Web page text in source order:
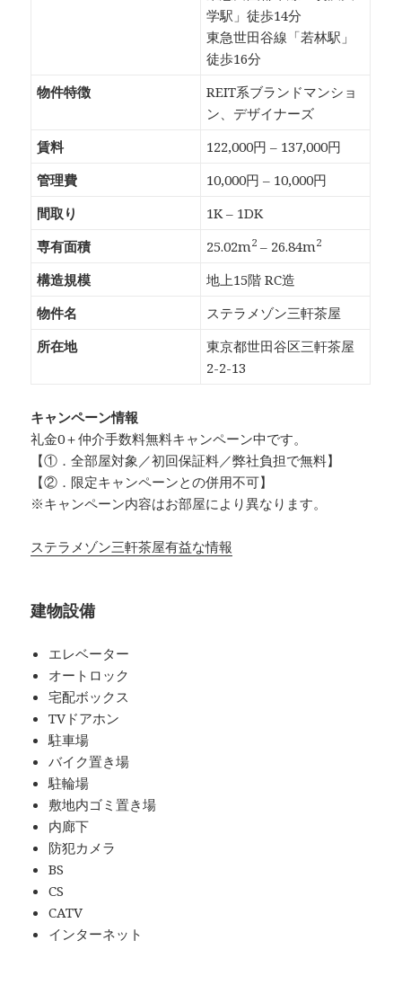
学駅」徒歩14分
東急世田谷線「若林駅」
徒歩16分
物件特徴
REIT系ブランドマンショ
ン、デザイナーズ
賃料
122,000円 – 137,000円
管理費
10,000円 – 10,000円
間取り
1K – 1DK
専有面積
25.02m2 – 26.84m2
構造規模
地上15階 RC造
物件名
ステラメゾン三軒茶屋
所在地
東京都世田谷区三軒茶屋
2-2-13
キャンペーン情報
礼金0＋仲介手数料無料キャンペーン中です。
【①．全部屋対象／初回保証料／弊社負担で無料】
【②．限定キャンペーンとの併用不可】
※キャンペーン内容はお部屋により異なります。
ステラメゾン三軒茶屋有益な情報
建物設備
エレベーター
オートロック
宅配ボックス
TVドアホン
駐車場
バイク置き場
駐輪場
敷地内ゴミ置き場
内廊下
防犯カメラ
BS
CS
CATV
インターネット